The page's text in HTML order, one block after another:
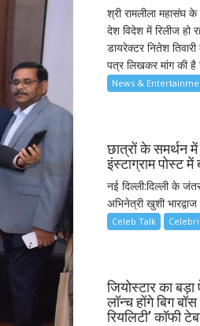
श्री रामलीला महासंघ
देश विदेश में रिलीज हो
डायरेक्टर नितेश
पत्र लिखकर मांग की है
News &
छात्रों के समर्थन
इंस्टाग्राम पोस्ट
नई दिल्ली:दिल्ली के
अभिनेत्री खुशी
Celeb Talk
जियोस्टार का
लॉन्च होंगे बिग
रियलिटी’ कॉफी